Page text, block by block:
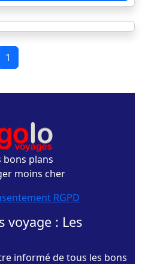
1
bons plans
moins cher
RGPD
voyage : Les
informé de tous les bons